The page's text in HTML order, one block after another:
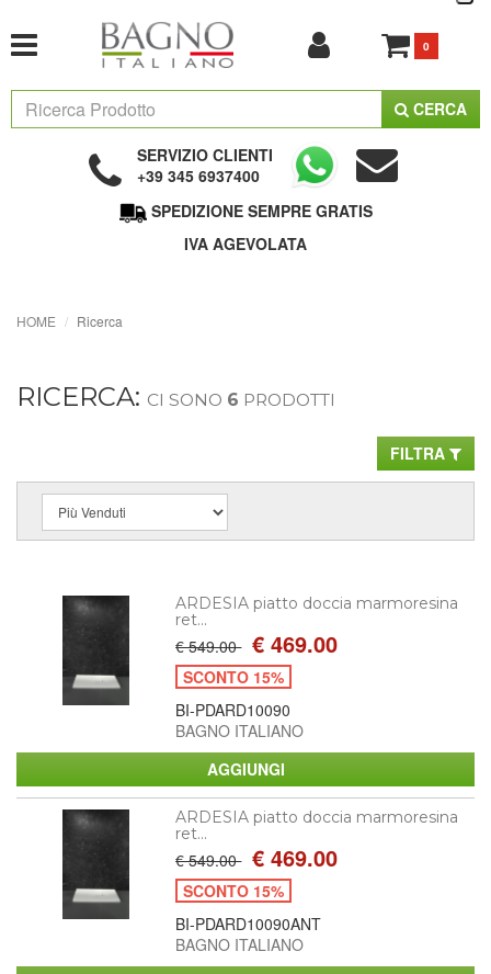
0
CERCA
SERVIZIO CLIENTI
+39 345 6937400
SPEDIZIONE SEMPRE GRATIS
IVA AGEVOLATA
HOME Ricerca
RICERCA: CI SONO 6 PRODOTTI
FILTRA
ARDESIA piatto doccia marmoresina
ret...
€ 549.00 € 469.00
SCONTO 15%
BI-PDARD10090
BAGNO ITALIANO
ARDESIA piatto doccia marmoresina
ret...
€ 549.00 € 469.00
SCONTO 15%
BI-PDARD10090ANT
BAGNO ITALIANO